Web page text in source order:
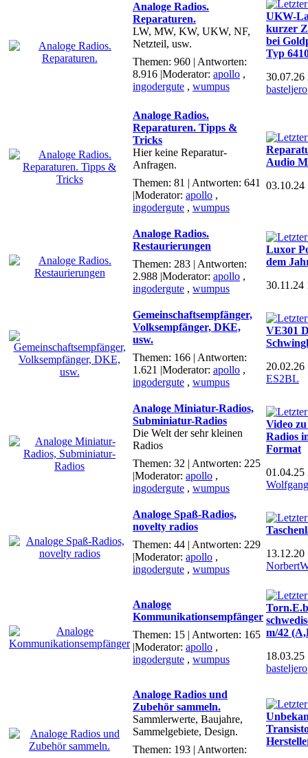
Analoge Radios.
Reparaturen.
LW, MW, KW, UKW, NF,
Netzteil, usw.
Themen: 960 | Antworten:
8.916 |Moderator: apollo ,
ingodergute , wumpus
UKW-
kurzer
bei
Typ
30.07.26
basteljero
Analoge Radios.
Reparaturen. Tipps &
Tricks
Hier keine Reparatur-
Anfragen.
Themen: 81 | Antworten: 641
|Moderator: apollo ,
ingodergute , wumpus
Audio
Analoge Radios.
Restaurierungen
Themen: 283 | Antworten:
2.988 |Moderator: apollo ,
ingodergute , wumpus
Luxor
dem
Gemeinschaftsempfänger,
Volksempfänger, DKE,
usw.
Themen: 166 | Antworten:
1.621 |Moderator: apollo ,
ingodergute , wumpus
VE301
20.02.26
ES2BL
Analoge Miniatur-Radios,
Subminiatur-Radios
Die Welt der sehr kleinen
Radios
Themen: 32 | Antworten: 225
|Moderator: apollo ,
ingodergute , wumpus
Video
Radios
Format
01.04.25
Analoge Spaß-Radios,
novelty radios
Themen: 44 | Antworten: 229
|Moderator: apollo ,
ingodergute , wumpus
13.12.20
Analoge
Kommunikationsempfänger
Themen: 15 | Antworten: 165
|Moderator: apollo ,
ingodergute , wumpus
m/42
18.03.25
basteljero
Analoge Radios und
Zubehör sammeln.
Sammlerwerte, Baujahre,
Sammelgebiete, Design.
Themen: 193 | Antworten: